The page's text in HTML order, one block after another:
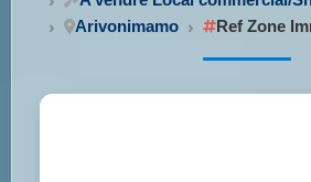
Arivonimamo
Ref Zone